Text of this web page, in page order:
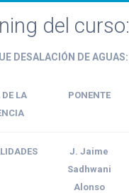
del curso:
DESALACIÓN DE AGUAS:
LA
PONENTE
J. Jaime
Sadhwani
Alonso